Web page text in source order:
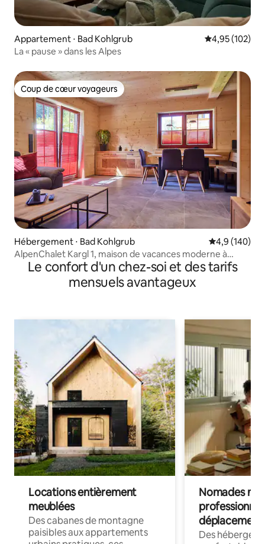
Appartement ⋅ Bad Kohlgrub Évaluation
4,95 (102)
La « pause » dans les Alpes
Coup de cœur voyageurs
Coup de cœur voyageurs
Hébergement ⋅ Bad Kohlgrub Évaluation
4,9 (140)
AlpenChalet Kargl 1, maison de vacances moderne à
Hörnle
Le confort d'un chez-soi et des tarifs
mensuels avantageux
Locations entièrement
meublées
Des cabanes de montagne
paisibles aux appartements
Nomades
déplacement
Des